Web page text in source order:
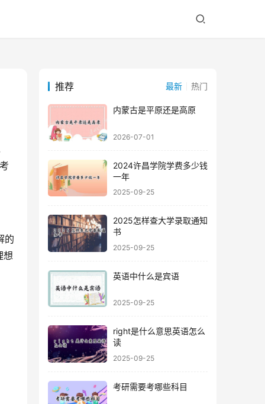
想
推荐 最新 热门
内蒙古是平原还是高原
2026-07-01
2024许昌学院学费多少钱
一年
2025-09-25
2025怎样查大学录取通知
书
2025-09-25
英语中什么是宾语
2025-09-25
right是什么意思英语怎么
读
2025-09-25
考研需要考哪些科目